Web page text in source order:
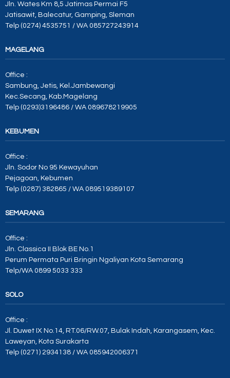
Jln. Wates Km 8,5 Jatimas Permai F5
Jatisawit, Balecatur, Gamping, Sleman
Telp (0274) 4535751 / WA 085727243914
MAGELANG
Office :
Sambung, Jetis, Kel.Jambewangi
Kec.Secang, Kab.Magelang
Telp (0293)3196486 / WA 089678219905
KEBUMEN
Office :
Jln. Sodor No 95 Kewayuhan
Pejagoan, Kebumen
Telp (0287) 382865 / WA 089519389107
SEMARANG
Office :
Jln. Classica II Blok BE No.1
Perum Permata Puri Bringin Ngaliyan Kota Semarang
Telp/WA 0899 5033 333
SOLO
Office :
Jl. Duwet IX No.14, RT.06/RW.07, Bulak Indah, Karangasem, Kec.
Laweyan, Kota Surakarta
Telp (0271) 2934138 / WA 085942006371